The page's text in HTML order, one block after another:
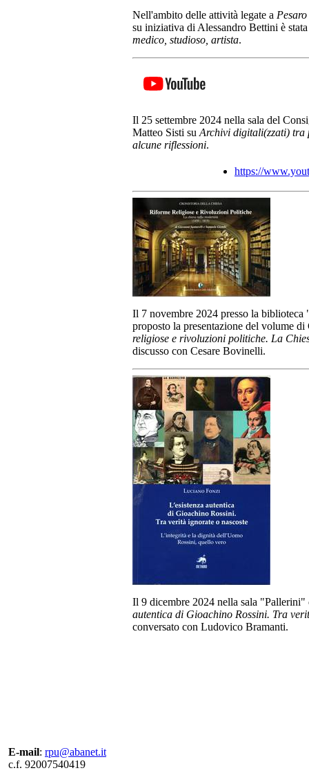
Nell'ambito delle attività legate a
su iniziativa di Alessandro Bettini è
medico, studioso, artista.
Il 25 settembre 2024 nella sala del
Matteo Sisti su Archivi digitali(zzati) tra
alcune riflessioni.
https://
Il 7 novembre 2024 presso la
proposto la presentazione del volume
religiose e rivoluzioni politiche. La
discusso con Cesare Bovinelli.
Il 9 dicembre 2024 nella sala
autentica di Gioachino Rossini. Tra
conversato con Ludovico Bramanti.
E-mail: rpu@abanet.it
c.f. 92007540419